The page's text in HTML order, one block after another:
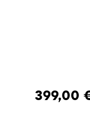
399,00